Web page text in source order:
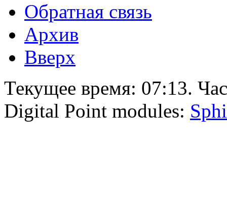
Обратная связь
Архив
Вверх
Текущее время: 07:13.
Digital Point modules: